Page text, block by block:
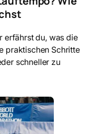
erfährst du, was die
praktischen Schritte
schneller zu